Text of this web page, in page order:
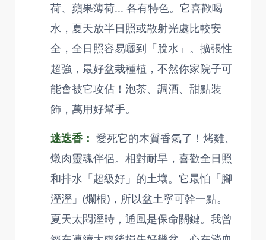
荷、蘋果薄荷... 各有特色。它喜歡喝
水，夏天放半日照或散射光處比較安
全，全日照容易曬到「脫水」。擴張性
超強，最好盆栽種植，不然你家院子可
能會被它攻佔！泡茶、調酒、甜點裝
飾，萬用好幫手。
迷迭香： 愛死它的木質香氣了！烤雞、
燉肉靈魂伴侶。相對耐旱，喜歡全日照
和排水「超級好」的土壤。它最怕「腳
溼溼」(爛根)，所以盆土寧可幹一點。
夏天太悶溼時，通風是保命關鍵。我曾